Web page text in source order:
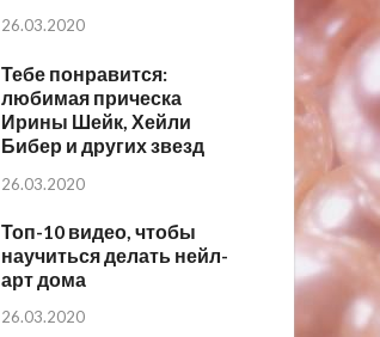
26.03.2020
Тебе понравится:
любимая прическа
Ирины Шейк, Хейли
Бибер и других звезд
26.03.2020
Топ-10 видео, чтобы
научиться делать нейл-
арт дома
26.03.2020